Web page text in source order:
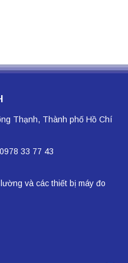
Thạnh, Thành phố Hồ Chí
33 77 43
và các thiết bị máy đo